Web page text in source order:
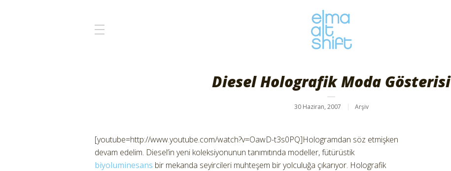
Diesel Holografik Moda Gösterisi
30 Haziran, 2007 Arşiv
[youtube=http://www.youtube.com/watch?v=OawD-t3s0PQ]Hologramdan söz etmişken
devam edelim. Diesel’in yeni koleksiyonunun tanımıtında modeller, fütürüstik
biyoluminesans bir mekanda seyircileri muhteşem bir yolculuğa çıkarıyor. Holografik